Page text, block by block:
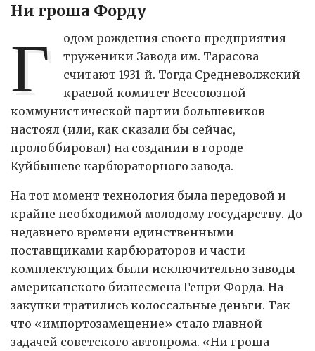
Ни гроша Форду
Г
одом рождения своего предприятия
труженики Завода им. Тарасова
считают 1931-й. Тогда Средневолжский
краевой комитет Всесоюзной
коммунистической партии большевиков
настоял (или, как сказали бы сейчас,
пролоббировал) на создании в городе
Куйбышеве карбюраторного завода.
На тот момент технология была передовой и
крайне необходимой молодому государству. До
недавнего времени единственными
поставщиками карбюраторов и части
комплектующих были исключительно заводы
американского бизнесмена Генри Форда. На
закупки тратились колоссальные деньги. Так
что «импортозамещение» стало главной
задачей советского автопрома. «Ни гроша